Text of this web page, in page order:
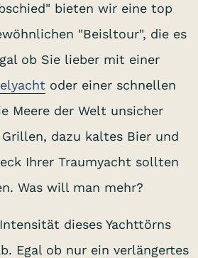
bieten wir eine top
"Beisltour", die es
ob Sie lieber mit einer
oder einer schnellen
Meere der Welt unsicher
dazu kaltes Bier und
Ihrer Traumyacht sollten
Was will man mehr?
dieses Yachttörns
Egal ob nur ein verlängertes